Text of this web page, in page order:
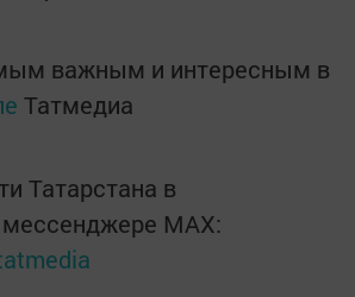
важным и интересным в
Татмедиа
Татарстана в
MАХ: